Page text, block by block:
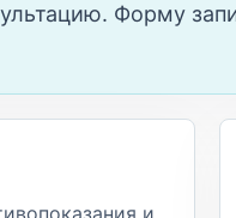
Форму
и